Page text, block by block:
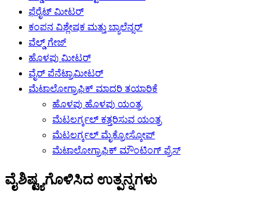
ಫೆರೈಟ್ ಮೀಟರ್
ಕಂಪನ ವಿಶ್ಲೇಷಕ ಮತ್ತು ಬ್ಯಾಲೆನ್ಸರ್
ವೆಲ್ಡ್ ಗೇಜ್
ಹೊಳಪು ಮೀಟರ್
ವೈರ್ ಪೆನೆಟ್ರಾಮೀಟರ್
ಮೆಟಾಲೋಗ್ರಾಫಿಕ್ ಮಾದರಿ ತಯಾರಿಕೆ
ಹೊಳಪು ಹೊಳಪು ಯಂತ್ರ
ಮೆಟಲರ್ಗ್ಕಲ್ ಕತ್ತರಿಸುವ ಯಂತ್ರ
ಮೆಟಲರ್ಗ್ಕಲ್ ಮೈಕ್ರೋಸ್ಕೋಪ್
ಮೆಟಾಲೋಗ್ರಾಫಿಕ್ ಮೌಂಟಿಂಗ್ ಪ್ರೆಸ್
ವೈಶಿಷ್ಟ್ಯಗೊಳಿಸಿದ ಉತ್ಪನ್ನಗಳು